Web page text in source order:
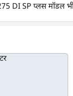
DI SP प्लस मॉडल